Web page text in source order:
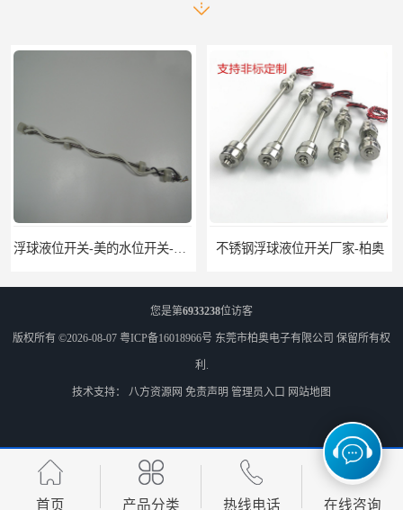
浮球液位开关-美的水位开关-水位计定制-柏奥 不锈钢浮球液位开关厂家-柏奥
浮球开关原理-液位开关种类
您是第6933238位访客
版权所有 ©2026-08-07 粤ICP备16018966号 东莞市柏奥电子有限公司 保留所有权
利.
技术支持： 八方资源网 免责声明 管理员入口 网站地图
首页 产品分类 热线电话 在线咨询